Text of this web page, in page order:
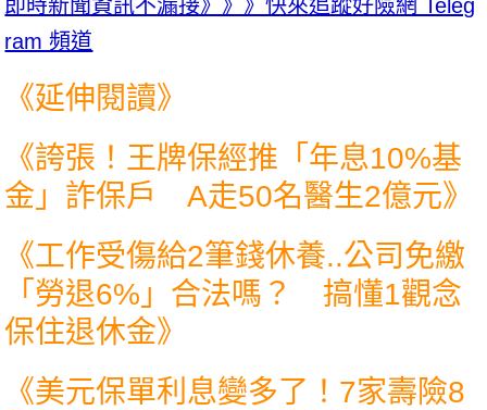
即時新聞資訊不漏接》》》快來追蹤好險網 Teleg
ram 頻道
《延伸閱讀》
《誇張！王牌保經推「年息10%基
金」詐保戶 A走50名醫生2億元》
《工作受傷給2筆錢休養..公司免繳
「勞退6%」合法嗎？ 搞懂1觀念
保住退休金》
《美元保單利息變多了！7家壽險8